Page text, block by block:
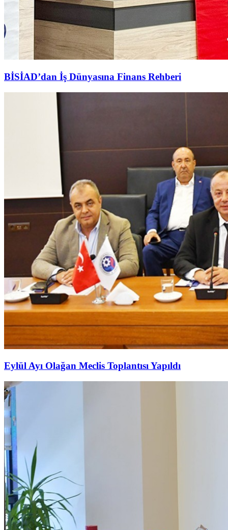
BİSİAD’dan İş Dünyasına Finans Rehberi
Eylül Ayı Olağan Meclis Toplantısı Yapıldı